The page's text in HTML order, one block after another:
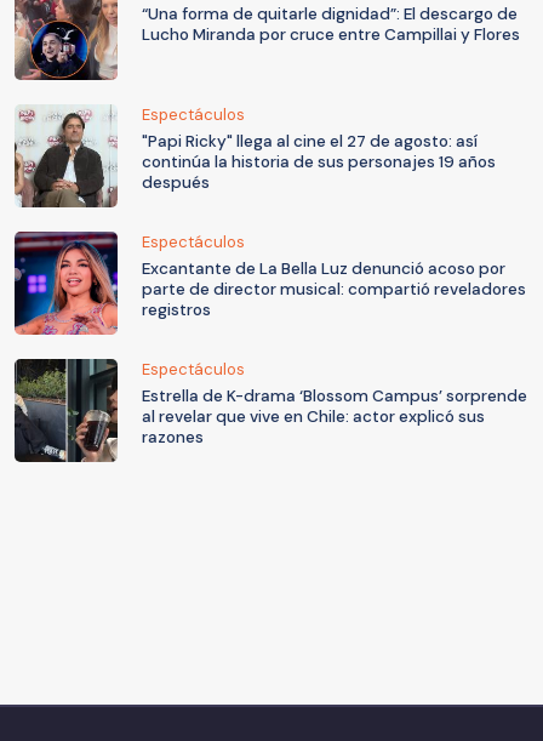
“Una forma de quitarle dignidad”: El descargo de
Lucho Miranda por cruce entre Campillai y Flores
Espectáculos
"Papi Ricky" llega al cine el 27 de agosto: así
continúa la historia de sus personajes 19 años
después
Espectáculos
Excantante de La Bella Luz denunció acoso por
parte de director musical: compartió reveladores
registros
Espectáculos
Estrella de K-drama ‘Blossom Campus’ sorprende
al revelar que vive en Chile: actor explicó sus
razones